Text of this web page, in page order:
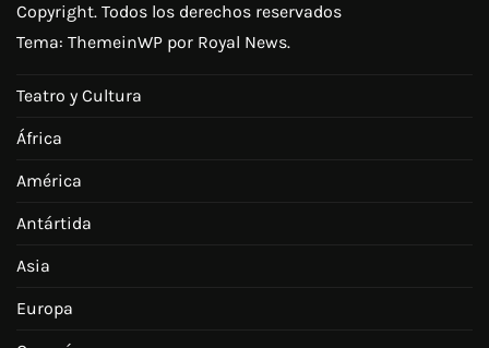
Copyright. Todos los derechos reservados
Tema: ThemeinWP por Royal News.
Teatro y Cultura
África
América
Antártida
Asia
Europa